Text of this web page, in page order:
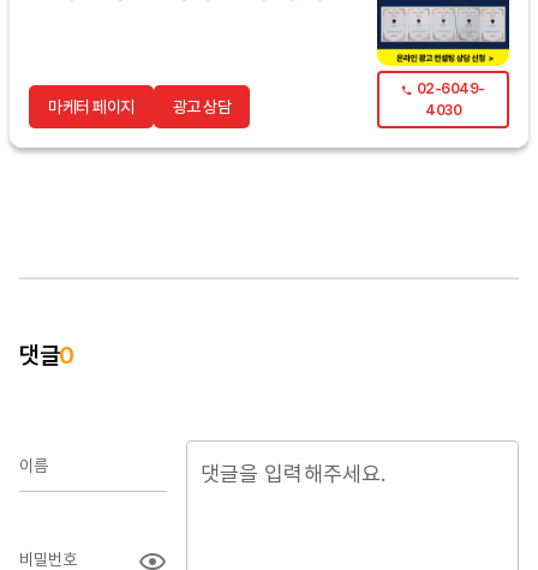
마케터 페이지 광고 상담
02-6049-
4030
댓글0
이름
비밀번호